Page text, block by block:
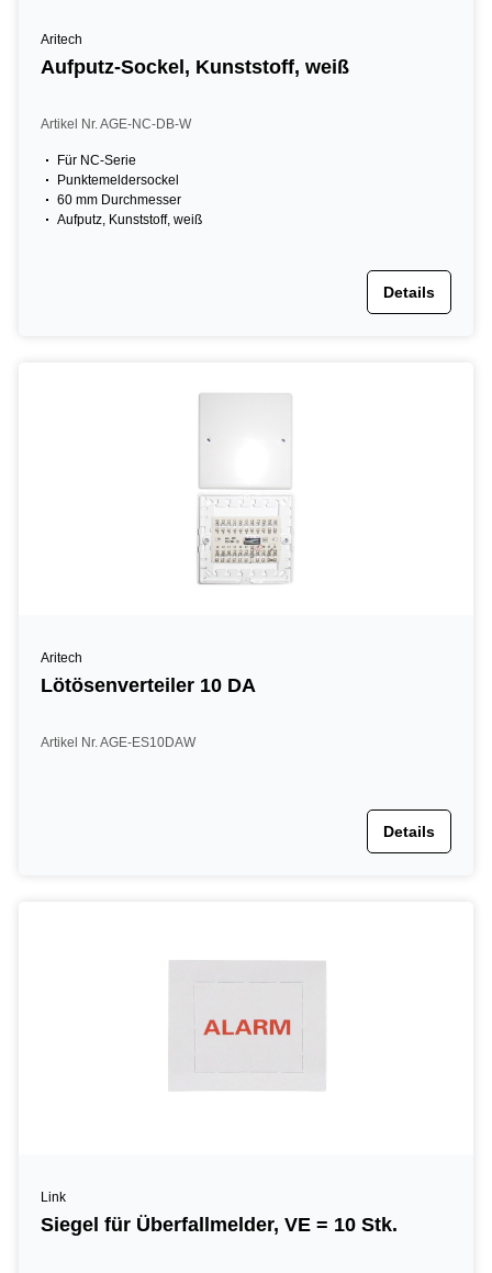
Aritech
Aufputz-Sockel, Kunststoff, weiß
Artikel Nr. AGE-NC-DB-W
Für NC-Serie
Punktemeldersockel
60 mm Durchmesser
Aufputz, Kunststoff, weiß
Details
Aritech
Lötösenverteiler 10 DA
Artikel Nr. AGE-ES10DAW
Details
Link
Siegel für Überfallmelder, VE = 10 Stk.